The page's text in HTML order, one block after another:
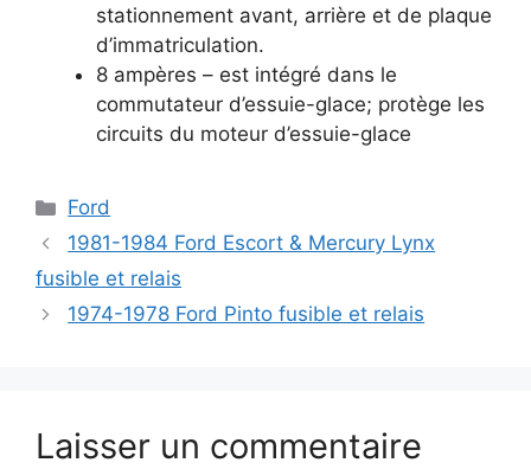
stationnement avant, arrière et de plaque
d’immatriculation.
8 ampères – est intégré dans le
commutateur d’essuie-glace; protège les
circuits du moteur d’essuie-glace
Catégories
Ford
1981-1984 Ford Escort & Mercury Lynx
fusible et relais
1974-1978 Ford Pinto fusible et relais
Laisser un commentaire